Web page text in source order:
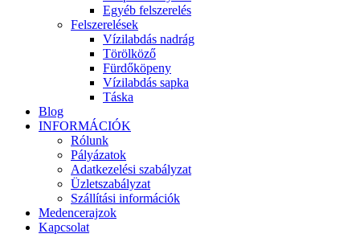
Egyéb felszerelés
Felszerelések
Vízilabdás nadrág
Törölköző
Fürdőköpeny
Vízilabdás sapka
Táska
Blog
INFORMÁCIÓK
Rólunk
Pályázatok
Adatkezelési szabályzat
Üzletszabályzat
Szállítási információk
Medencerajzok
Kapcsolat